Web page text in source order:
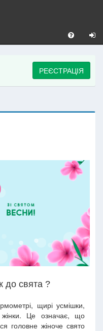
РЕЄСТРАЦІЯ
до свята ?
щирі усмішки,
жінки. Це означає, що
головне жіноче свято